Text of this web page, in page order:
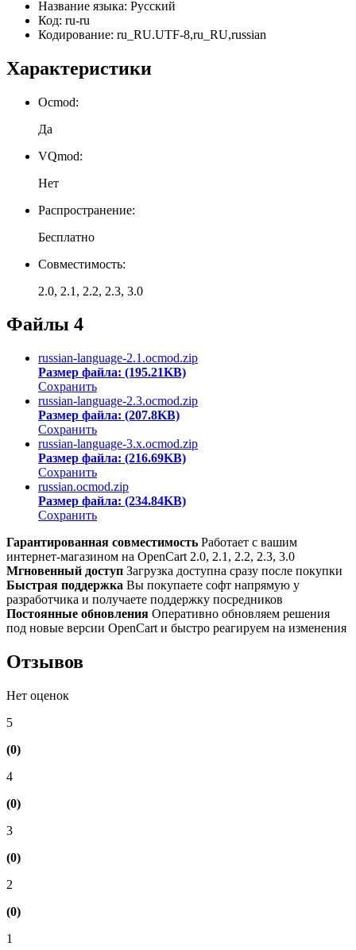
Название языка: Русский
Код: ru-ru
Кодирование: ru_RU.UTF-8,ru_RU,russian
Характеристики
Ocmod:
Да
VQmod:
Нет
Распространение:
Бесплатно
Совместимость:
2.0, 2.1, 2.2, 2.3, 3.0
Файлы 4
russian-language-2.1.ocmod.zip
Размер файла: (195.21KB)
Сохранить
russian-language-2.3.ocmod.zip
Размер файла: (207.8KB)
Сохранить
russian-language-3.x.ocmod.zip
Размер файла: (216.69KB)
Сохранить
russian.ocmod.zip
Размер файла: (234.84KB)
Сохранить
Гарантированная совместимость Работает с вашим
интернет-магазином на OpenCart 2.0, 2.1, 2.2, 2.3, 3.0
Мгновенный доступ Загрузка доступна сразу после покупки
Быстрая поддержка Вы покупаете софт напрямую у
разработчика и получаете поддержку посредников
Постоянные обновления Оперативно обновляем решения
под новые версии OpenCart и быстро реагируем на изменения
Отзывов
Нет оценок
5
(0)
4
(0)
3
(0)
2
(0)
1